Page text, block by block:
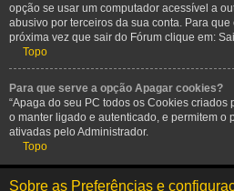
opção se usar um computador acessível a
abusivo por terceiros da sua conta. Para
próxima vez que sair do Fórum clique em:
Topo
Para que serve a opção Apagar cookies?
“Apaga do seu PC todos os Cookies
o manter ligado e autenticado, e permitem o
ativadas pelo Administrador.
Topo
Sobre as Preferências e